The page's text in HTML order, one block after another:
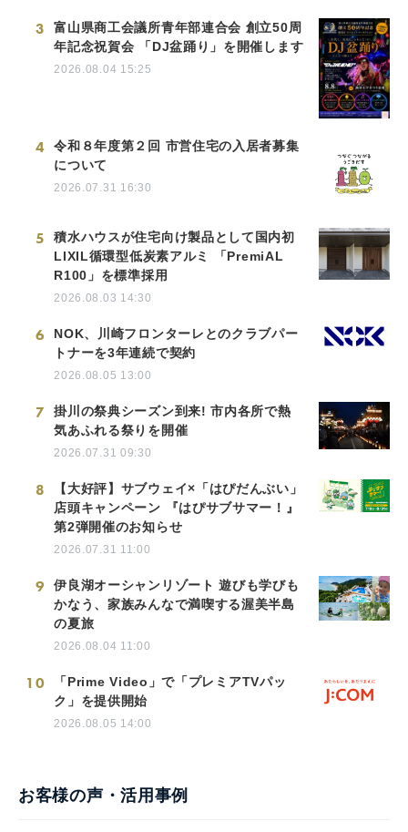
3
富山県商工会議所青年部連合会 創立50周
年記念祝賀会 「DJ盆踊り」を開催します
2026.08.04 15:25
4
令和８年度第２回 市営住宅の入居者募集
について
2026.07.31 16:30
5
積水ハウスが住宅向け製品として国内初
LIXIL循環型低炭素アルミ 「PremiAL
R100」を標準採用
2026.08.03 14:30
6
NOK、川崎フロンターレとのクラブパー
トナーを3年連続で契約
2026.08.05 13:00
7
掛川の祭典シーズン到来! 市内各所で熱
気あふれる祭りを開催
2026.07.31 09:30
8
【大好評】サブウェイ×「はぴだんぶい」
店頭キャンペーン 『はぴサブサマー！』
第2弾開催のお知らせ
2026.07.31 11:00
9
伊良湖オーシャンリゾート 遊びも学びも
かなう、家族みんなで満喫する渥美半島
の夏旅
2026.08.04 11:00
10
「Prime Video」で「プレミアTVパッ
ク」を提供開始
2026.08.05 14:00
お客様の声・活用事例